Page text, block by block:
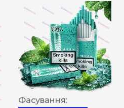
Фасування: